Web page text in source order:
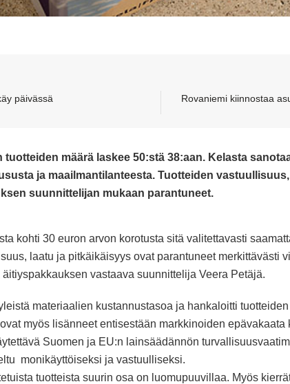
päivässä Rovaniemi kiinnostaa
määrä laskee 50:stä 38:aan. Kelasta
ja maailmantilanteesta. Tuotteiden
suunnittelijan mukaan parantuneet.
kohti 30 euron arvon korotusta sitä valitettavasti
laatu ja pitkäikäisyys ovat parantuneet merkittävästi
vastaava suunnittelija Veera Petäjä.
materiaalien kustannustasoa ja hankaloitti
myös lisänneet entisestään markkinoiden epävakaata
Suomen ja EU:n lainsäädännön
monikäyttöiseksi ja vastuulliseksi.
tuotteista suurin osa on luomupuuvillaa. Myös